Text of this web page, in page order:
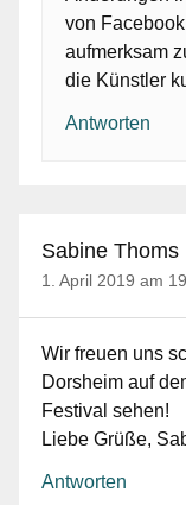
von
aufmerksam
die Künstler
Antworten
Sabine Thoms
1. April 2019 am
Wir freuen uns
Dorsheim auf
Festival sehen!
Liebe Grüße,
Antworten